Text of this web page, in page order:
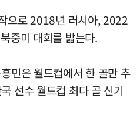
으로 2018년 러시아, 2022
중미 대회를 밟는다.
민은 월드컵에서 한 골만 추
선수 월드컵 최다 골 신기